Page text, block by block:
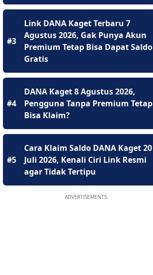
#3
Link DANA Kaget Terbaru 7
Agustus 2026, Gak Punya Akun
Premium Tetap Bisa Dapat Saldo
Gratis
#4
DANA Kaget 8 Agustus 2026,
Pengguna Tanpa Premium Tetap
Bisa Klaim?
#5
Cara Klaim Saldo DANA Kaget 20
Juli 2026, Kenali Ciri Link Resmi
agar Tidak Tertipu
ADVERTISEMENTS